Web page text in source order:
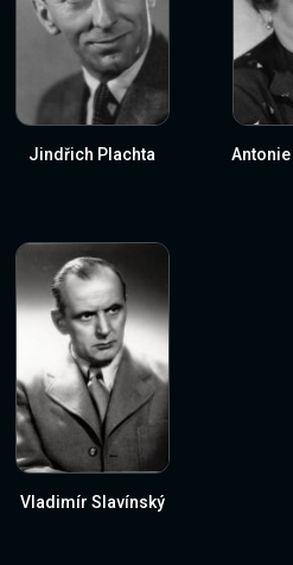
Jindřich Plachta
Vladimír Slavínský